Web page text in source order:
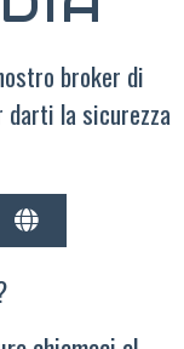
broker di
la sicurezza